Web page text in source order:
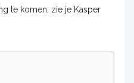
te komen, zie je Kasper